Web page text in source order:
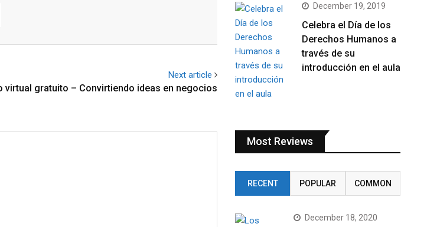
Next article
virtual gratuito – Convirtiendo ideas en negocios
December 19, 2019
Celebra el Día de los
Derechos Humanos a
través de su
introducción en el aula
Most Reviews
RECENT POPULAR COMMON
December 18, 2020